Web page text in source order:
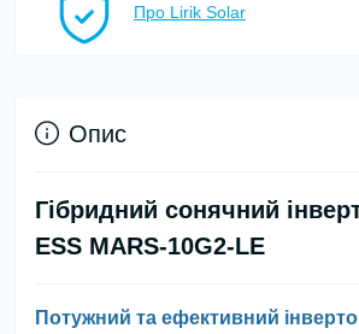
Про Lirik Solar
Опис
Гібридний сонячний
ESS MARS-10G2-LE
Потужний та ефективний